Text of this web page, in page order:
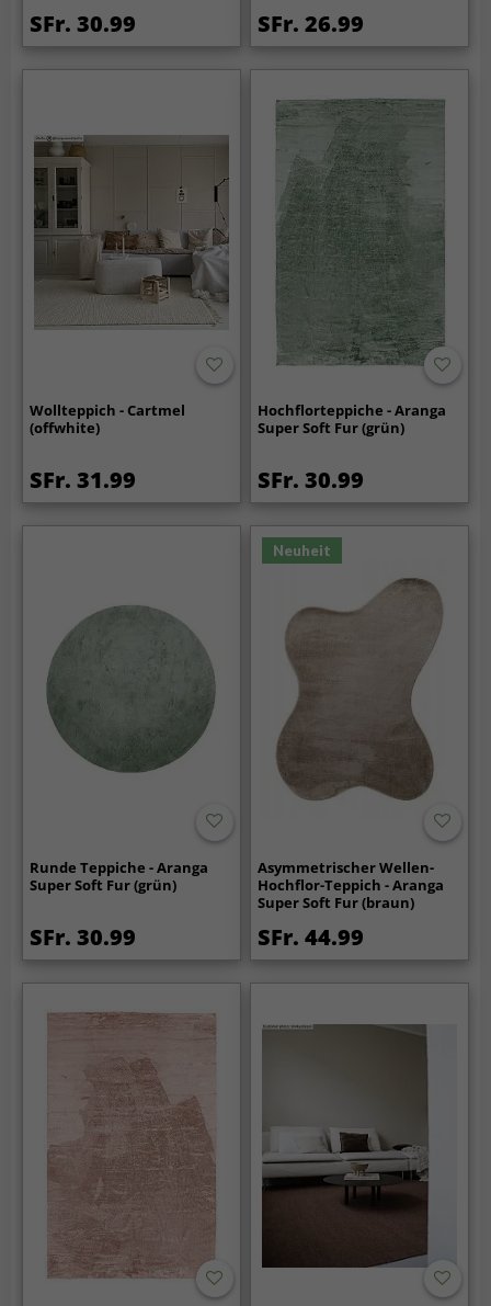
SFr. 30.99 SFr. 26.99
Wollteppich - Cartmel
(offwhite)
SFr. 31.99
Hochflorteppiche - Aranga
Super Soft Fur (grün)
SFr. 30.99
Runde Teppiche - Aranga
Super Soft Fur (grün)
SFr. 30.99
Neuheit
Asymmetrischer Wellen-
Hochflor-Teppich - Aranga
Super Soft Fur (braun)
SFr. 44.99